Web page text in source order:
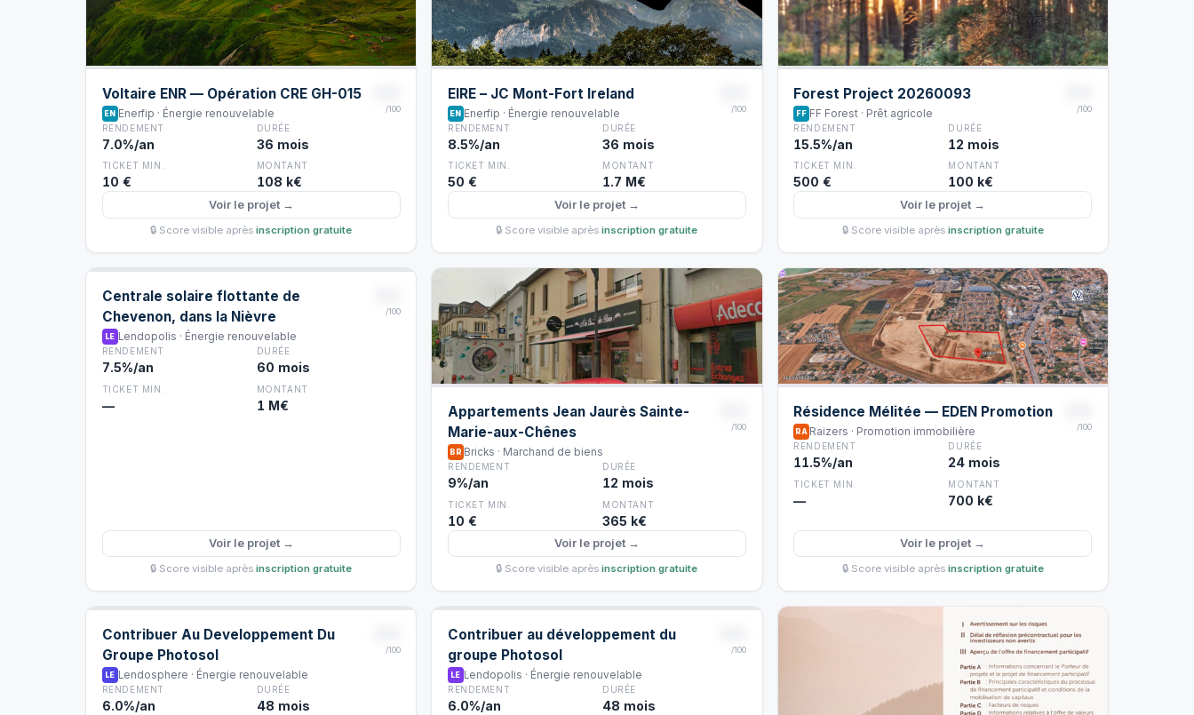
Voltaire ENR — Opération CRE GH-015
EN Enerfip · Énergie renouvelable /100
RENDEMENT
7.0%/an
DURÉE
36 mois
TICKET MIN.
10 €
MONTANT
108 k€
Voir le projet →
🔒 Score visible aprèsinscription gratuite
EIRE – JC Mont-Fort Ireland
EN Enerfip · Énergie renouvelable /100
RENDEMENT
8.5%/an
DURÉE
36 mois
TICKET MIN.
50 €
MONTANT
1.7 M€
Voir le projet →
🔒 Score visible aprèsinscription gratuite
Forest Project 20260093
FF FF Forest · Prêt agricole /100
RENDEMENT
15.5%/an
DURÉE
12 mois
TICKET MIN.
500 €
MONTANT
100 k€
Voir le projet →
🔒 Score visible après inscription gratuite
Centrale solaire flottante de
Chevenon, dans la Nièvre
LE Lendopolis · Énergie renouvelable
/100
RENDEMENT
7.5%/an
DURÉE
60 mois
TICKET MIN.
—
MONTANT
1 M€
Voir le projet →
🔒 Score visible aprèsinscription gratuite
Appartements Jean Jaurès Sainte-
Marie-aux-Chênes
BR Bricks · Marchand de biens
/100
RENDEMENT
9%/an
DURÉE
12 mois
TICKET MIN.
10 €
MONTANT
365 k€
Voir le projet →
🔒 Score visible aprèsinscription gratuite
Résidence Mélitée — EDEN Promotion
RA Raizers · Promotion immobilière /100
RENDEMENT
11.5%/an
DURÉE
24 mois
TICKET MIN.
—
MONTANT
700 k€
Voir le projet →
🔒 Score visible après inscription gratuite
Contribuer Au Developpement Du
Groupe Photosol
LE Lendosphere · Énergie renouvelable
/100
RENDEMENT
6.0%/an
DURÉE
48 mois
Contribuer au développement du
groupe Photosol
LE Lendopolis · Énergie renouvelable
/100
RENDEMENT
6.0%/an
DURÉE
48 mois